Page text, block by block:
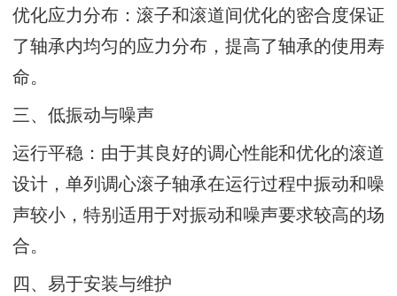
优化应力分布：滚子和滚道间优化的密合度保证
了轴承内均匀的应力分布，提高了轴承的使用寿
命。
三、低振动与噪声
运行平稳：由于其良好的调心性能和优化的滚道
设计，单列调心滚子轴承在运行过程中振动和噪
声较小，特别适用于对振动和噪声要求较高的场
合。
四、易于安装与维护